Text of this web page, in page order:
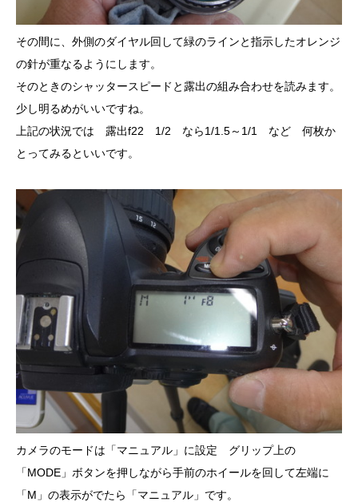
その間に、外側のダイヤル回して緑のラインと指示したオレンジ
の針が重なるようにします。
そのときのシャッタースピードと露出の組み合わせを読みます。
少し明るめがいいですね。
上記の状況では 露出f22 1/2 なら1/1.5～1/1 など 何枚か
とってみるといいです。
カメラのモードは「マニュアル」に設定 グリップ上の
「MODE」ボタンを押しながら手前のホイールを回して左端に
「M」の表示がでたら「マニュアル」です。